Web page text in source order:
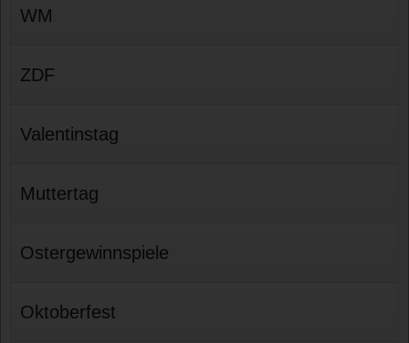
WM
ZDF
Valentinstag
Muttertag
Ostergewinnspiele
Oktoberfest